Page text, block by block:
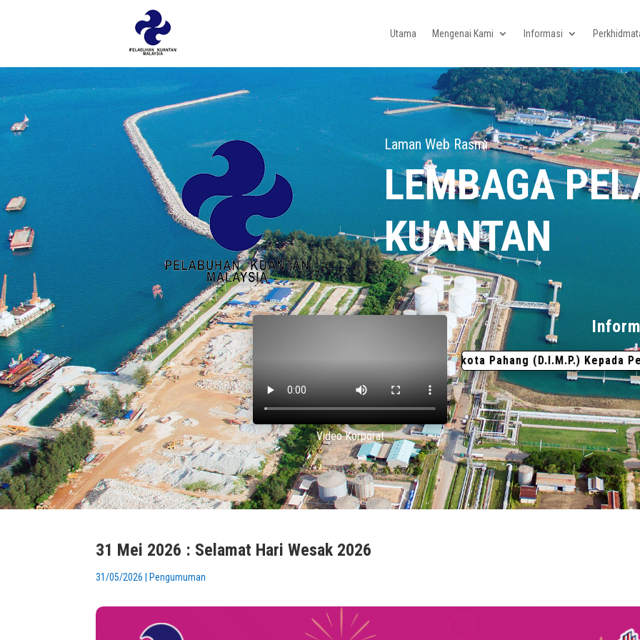
Utama Mengenai Kami Informasi
Laman Web Rasmi
LEMBAGA
KUANTAN
Video Korporat
1 Ogos 2026 : Pengurniaan Darjah Indera Mahkota Pahang (D.I.M.P.) Kepada Pengurus
31 Mei 2026 : Selamat Hari Wesak 2026
31/05/2026 |Pengumuman